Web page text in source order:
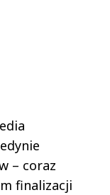
– coraz
finalizacji